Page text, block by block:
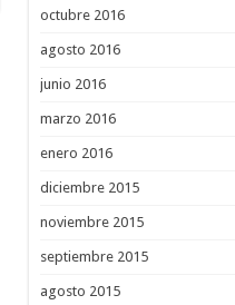
octubre 2016
agosto 2016
junio 2016
marzo 2016
enero 2016
diciembre 2015
noviembre 2015
septiembre 2015
agosto 2015